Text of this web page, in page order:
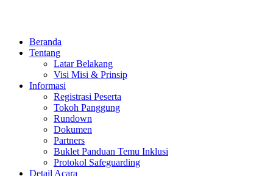
Beranda
Tentang
Latar Belakang
Visi Misi & Prinsip
Informasi
Registrasi Peserta
Tokoh Panggung
Rundown
Dokumen
Partners
Buklet Panduan Temu Inklusi
Protokol Safeguarding
Detail Acara